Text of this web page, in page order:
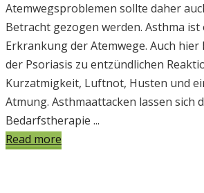
Atemwegsproblemen sollte daher
Betracht gezogen werden. Asthma ist
Erkrankung der Atemwege. Auch hier
der Psoriasis zu entzündlichen
Kurzatmigkeit, Luftnot, Husten und
Atmung. Asthmaattacken lassen sich
Bedarfstherapie ...
Read more